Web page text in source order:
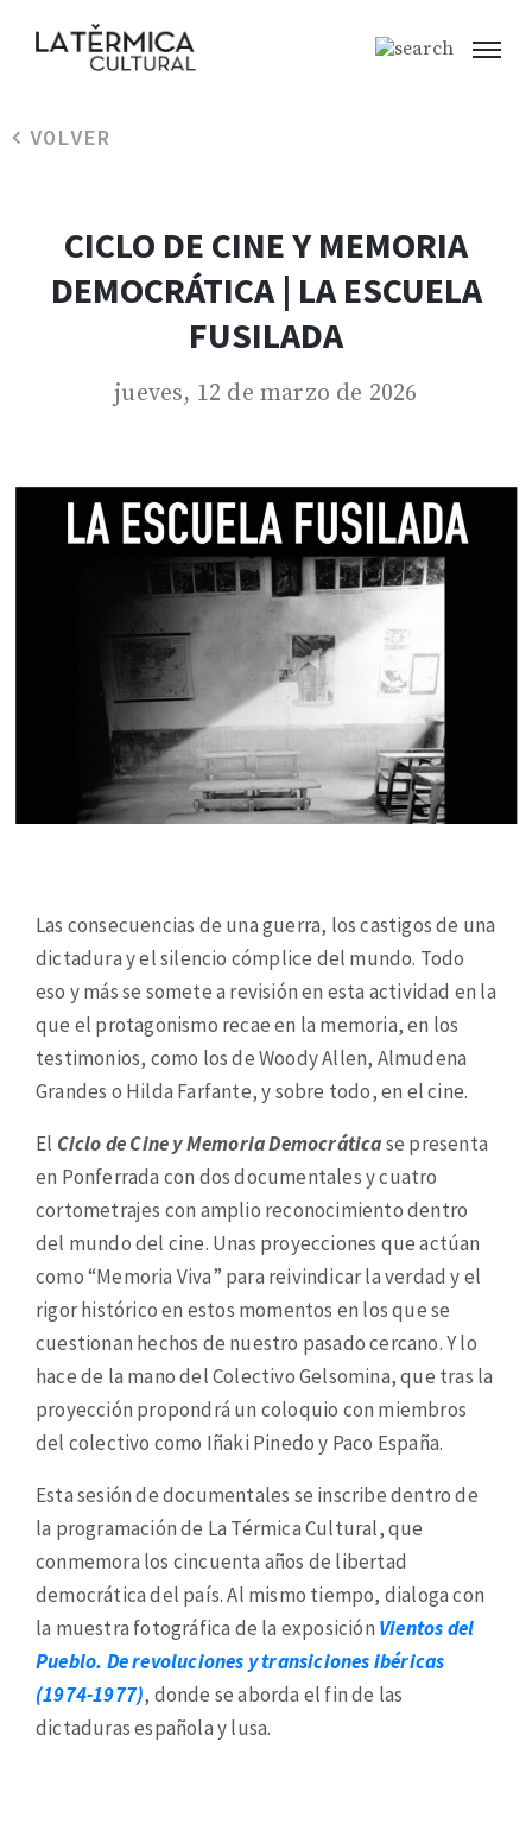
VOLVER
CICLO DE CINE Y MEMORIA
DEMOCRÁTICA | LA ESCUELA
FUSILADA
jueves, 12 de marzo de 2026
Las consecuencias de una guerra, los castigos de una
dictadura y el silencio cómplice del mundo. Todo
eso y más se somete a revisión en esta actividad en la
que el protagonismo recae en la memoria, en los
testimonios, como los de Woody Allen, Almudena
Grandes o Hilda Farfante, y sobre todo, en el cine.
El Ciclo de Cine y Memoria Democráticase presenta
en Ponferrada con dos documentales y cuatro
cortometrajes con amplio reconocimiento dentro
del mundo del cine. Unas proyecciones que actúan
como “Memoria Viva” para reivindicar la verdad y el
rigor histórico en estos momentos en los que se
cuestionan hechos de nuestro pasado cercano. Y lo
hace de la mano del Colectivo Gelsomina, que tras la
proyección propondrá un coloquio con miembros
del colectivo como Iñaki Pinedo y Paco España.
Esta sesión de documentales se inscribe dentro de
la programación de La Térmica Cultural, que
conmemora los cincuenta años de libertad
democrática del país. Al mismo tiempo, dialoga con
la muestra fotográfica de la exposición Vientos del
Pueblo. De revoluciones y transiciones ibéricas
(1974-1977), donde se aborda el fin de las
dictaduras española y lusa.